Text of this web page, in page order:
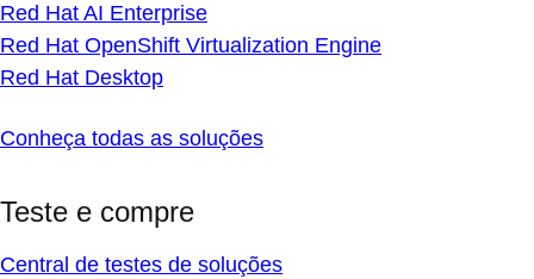
Red Hat AI Enterprise
Red Hat OpenShift Virtualization Engine
Red Hat Desktop
Conheça todas as soluções
Teste e compre
Central de testes de soluções